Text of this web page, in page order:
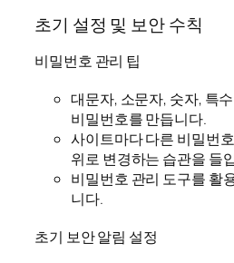
초기 설정 및 보안 수칙
비밀번호 관리 팁
대문자, 소문자, 숫자, 특
비밀번호를 만듭니다.
사이트마다 다른 비밀번
위로 변경하는 습관을 들
비밀번호 관리 도구를 활
니다.
초기 보안 알림 설정